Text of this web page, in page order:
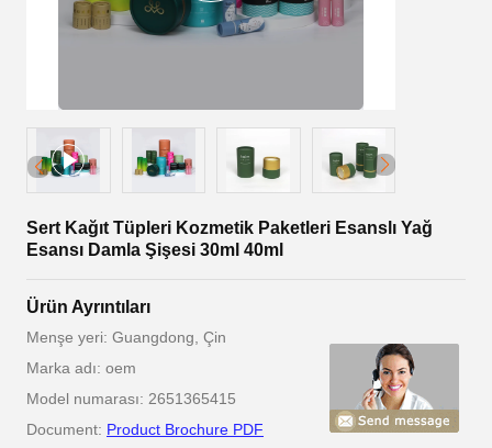
Sert Kağıt Tüpleri Kozmetik Paketleri Esanslı Yağ
Esansı Damla Şişesi 30ml 40ml
Ürün Ayrıntıları
Menşe yeri: Guangdong, Çin
Marka adı: oem
Model numarası: 2651365415
Document: Product Brochure PDF